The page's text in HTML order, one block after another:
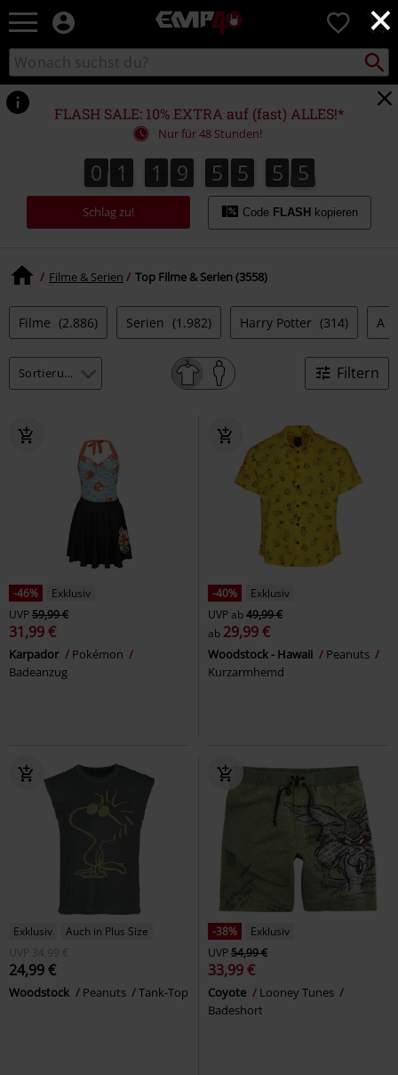
×
EMP
Merchandise
-
Shop
für
Rock
&
Entertainment
0
Katalog
durchsuchen
suchen
FLASH SALE: 10% EXTRA auf (fast) ALLES!*
Nur für 48 Stunden!
0
0 1
1 1
1 9
9 5
5 5
5
5
5 5
5
5
5 3
4
3
5
4
Schlag zu! Code FLASH kopieren
Filme & Serien Top Filme & Serien (3558)
Filme (2.886) Serien (1.982) Harry Potter (314) A
Filtern
-46%
Exklusiv
UVP59,99 €
31,99 €
Karpador
Pokémon
Badeanzug
-40%
Exklusiv
UVPab49,99 €
ab 29,99 €
Woodstock - Hawaii
Peanuts
Kurzarmhemd
Exklusiv
Auch in Plus Size
UVP
34,99 €
24,99 €
Woodstock Peanuts Tank-Top
-38%
Exklusiv
UVP54,99 €
33,99 €
Coyote
Looney Tunes
Badeshort